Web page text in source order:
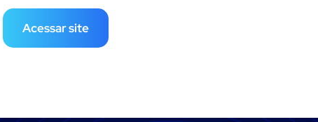
Acessar site